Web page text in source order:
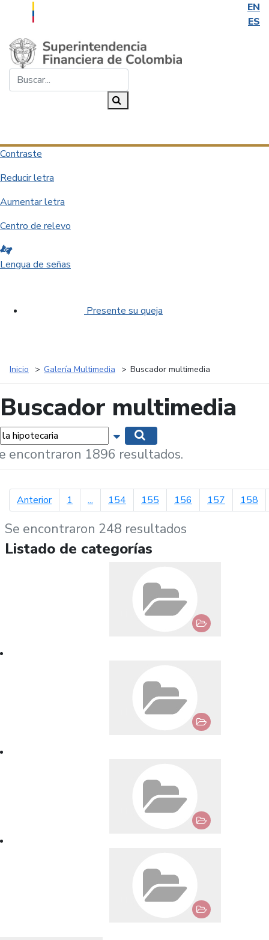
EN
ES
Saltar al contenido principal
Contraste
Reducir letra
Aumentar letra
Centro de relevo
Lengua de señas
Presente su queja
Inicio Galería Multimedia Buscador multimedia
Buscador multimedia
Mostrar opciones de búsqueda
encontraron 1896 resultados.
Anteriorpágina anterior
1 ... 154 155 156 157 158
Se encontraron 248 resultados
Listado de categorías